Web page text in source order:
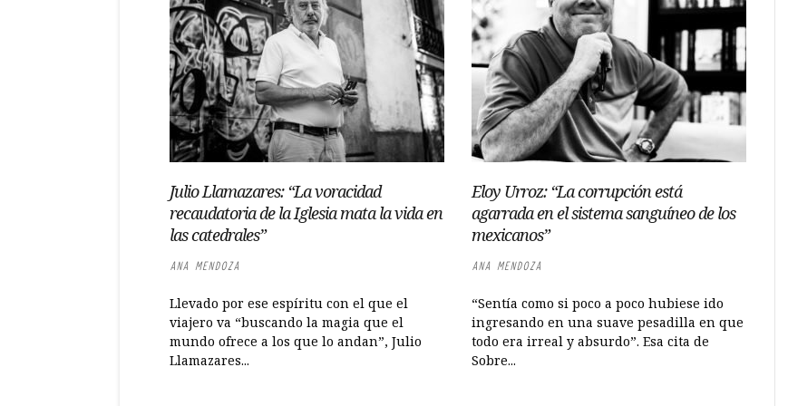
Julio Llamazares: “La voracidad
recaudatoria de la Iglesia mata la vida en
las catedrales”
ANA MENDOZA
Llevado por ese espíritu con el que el
viajero va “buscando la magia que el
mundo ofrece a los que lo andan”, Julio
Llamazares...
Eloy Urroz: “La corrupción está
agarrada en el sistema sanguíneo de los
mexicanos”
ANA MENDOZA
“Sentía como si poco a poco hubiese ido
ingresando en una suave pesadilla en que
todo era irreal y absurdo”. Esa cita de
Sobre...